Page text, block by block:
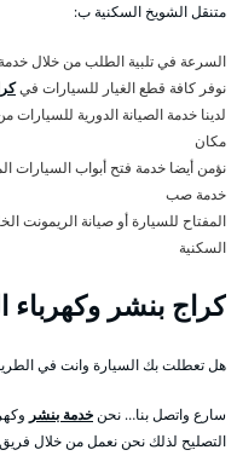
متنقل الشويخ السكنية ب:
السرعة في تلبية الطلب من خلال
نوفر كافة قطع الغيار للسيارات في
لدينا خدمة الصيانة الدورية
مكان
نؤمن أيضا خدمة فتح أبواب السيارات
خدمة صب
المفتاح للسيارة أو صيانة الريمونت
السكنية
كراج بنشر وكهرباء
هل تعطلت بك السيارة وانت في
سارع واتصل بنا… نحنخدمة بنشر
التصليح لذلك نحن نعمل من خلال